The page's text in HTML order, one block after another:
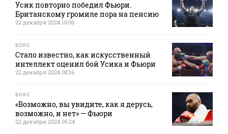
Усик повторно победил Фьюри.
Британскому громиле пора на пенсию
22 декабря 2024 10:00
БОКС
Стало известно, как искусственный
интеллект оценил бой Усика и Фьюри
22 декабря 2024 08:16
БОКС
«Возможно, вы увидите, как я дерусь,
возможно, и нет» — Фьюри
22 декабря 2024 06:24